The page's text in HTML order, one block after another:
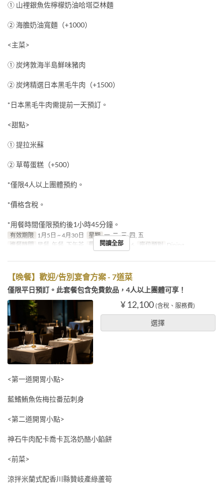
① 山裡銀魚佐檸檬奶油哈塔亞林麵
② 海膽奶油寬麵（+1000）
<主菜>
① 炭烤敦海半島鮮味豬肉
② 炭烤精選日本黑毛牛肉（+1500）
*日本黑毛牛肉需提前一天預訂。
<甜點>
① 提拉米蘇
② 草莓蛋糕（+500）
*僅限4人以上團體預約。
*價格含稅。
*用餐時間僅限預約後1小時45分鐘。
有效期限 1月5日 ~ 4月30日 星期 一, 二, 三, 四, 五
進餐時間
早餐, 午餐, 下午茶 最大下單數 4 ~ 6 座位類別 Dining
閱讀全部
【晚餐】歡迎/告別宴會方案 - 7道菜
僅限平日預訂。此套餐包含免費飲品，4人以上團體可享！
¥ 12,100 (含稅、服務費)
選擇
<第一道開胃小點>
藍鰭鮪魚佐梅拉番茄刺身
<第二道開胃小點>
神石牛肉配卡喬卡瓦洛奶酪小餡餅
<前菜>
涼拌米蘭式配香川縣贊岐產綠蘆筍